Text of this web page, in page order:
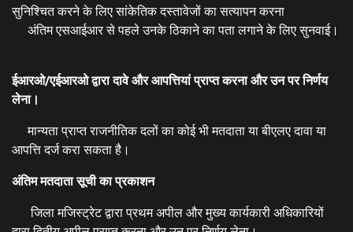
सुनिश्चित करने के लिए सांकेतिक दस्तावेजों का सत्यापन करना
अंतिम एसआईआर से पहले उनके ठिकाने का पता लगाने के लिए सुनवाई।
ईआरओ/एईआरओ द्वारा दावे और आपत्तियां प्राप्त करना और उन पर निर्णय
लेना।
मान्यता प्राप्त राजनीतिक दलों का कोई भी मतदाता या बीएलए दावा या
आपत्ति दर्ज करा सकता है।
अंतिम मतदाता सूची का प्रकाशन
जिला मजिस्ट्रेट द्वारा प्रथम अपील और मुख्य कार्यकारी अधिकारियों